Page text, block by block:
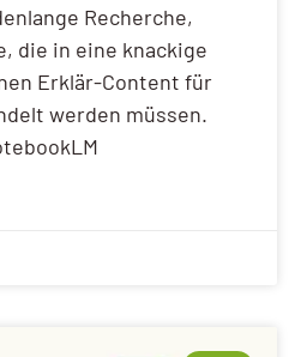
Recherche,
die in eine knackige
Erklär-Content für
werden müssen.